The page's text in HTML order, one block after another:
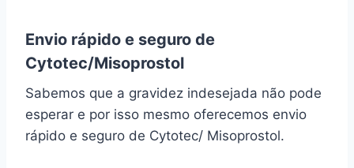
Envio rápido e seguro de
Cytotec/Misoprostol
Sabemos que a gravidez indesejada não pode
esperar e por isso mesmo oferecemos envio
rápido e seguro de Cytotec/ Misoprostol.